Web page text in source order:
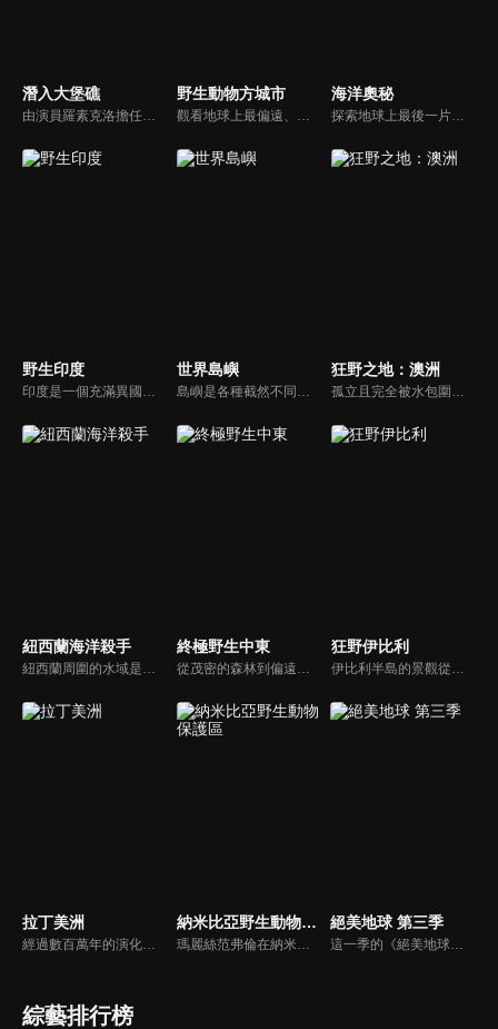
潛入大堡礁
由演員羅素克洛擔任旁白，艾美獎得獎攝影師理查德菲茨帕特里克執導，潛入大堡礁的海浪之下，探討世界上最豐富且複雜的生態系統之一。
野生動物方城市
觀看地球上最偏遠、最極端環境的城市：阿拉斯加安克拉治，在此並肩生活的人類和野生動物之間令人難以置信的故事。
海洋奧秘
探索地球上最後一片真正的未完全開拓領域——海洋。踏上一場令人興奮的冒險，深入這片液態星球的核心，從魚眼視角觀察深藍大海中的生命。跟隨科學家一同研究海洋的奧秘，並聚焦於水下探險家們所進行的獨特研究。
野生印度
印度是一個充滿異國風情的天地，擁有豐富的野生動物、隱秘的地點、壯麗的風景以及絢麗多彩的美景。這部具有里程碑意義的系列紀錄片，將帶您探索印度最壯觀的景點和野生動物。從雄偉的喜馬拉雅山脈開始，我們將一路追隨恆河，這條印度的生命之源，見證它如何在次大陸上開闢出壯觀的旅程。
世界島嶼
島嶼是各種截然不同形式生命的庇護所，展示了大自然最戲劇性的進化過程。在長達數十萬年的孤立中，這些生物群落為了生存而不斷適應，推動著新物種的迅速演化。被廣闊的海洋所環抱，每座島嶼都成為了獨特的棲息地，孕育著獨一無二的植物和動物，演繹著自然界的奇妙故事。
狂野之地：澳洲
孤立且完全被水包圍的澳洲是一個充滿對比的土地。乾旱的沙漠和熱帶雨林；島嶼、珊瑚礁和叢林地。在乾旱、洪水和火災的季節塑造下，孕育出了最非凡的倖存者。這就是狂野之地「澳洲」。
紐西蘭海洋殺手 終極野生中東 狂野伊比利
拉丁美洲
經過數百萬年的演化，動物們逐漸適應了如高聳的安地斯山脈、炎熱的亞馬遜雨林及河流流域、狂風吹拂的巴塔哥尼亞草原以及委內瑞拉沼澤等極端環境。拉丁美洲橫跨地球上幾乎所有的氣候帶，動物演化出適應各自棲息地的獨特能力，形成了與眾不同的生態系統和物種多樣性，完美填補了自然界的每一個生態棲位。
納米比亞野生動物保護區
瑪麗絲范弗倫在納米比亞的哈納斯野生動物保護區長大。在這裡，她培養了對野生動物的熱愛，特別是對受傷的、失去雙親的，和有「問題」的動物。她和丈夫魯迪在納米比亞首都附近創辦了納安庫斯野生動物保護區。本節目關注他們引人注目的保育工作—從拯救一隻小狒狒的生命到為雄偉的沙漠大象佩戴項圈。
絕美地球 第三季
這一季的《絕美地球》繼續飛越世界上一些最美麗、最引人注目的地方，甚至發現探險家們從葡萄牙里斯本橫跨大西洋尋找的新世界。
綜藝排行榜